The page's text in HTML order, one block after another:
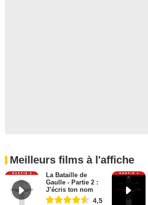
Meilleurs films à l'affiche
La Bataille de
Gaulle - Partie 2 :
J’écris ton nom
4,5